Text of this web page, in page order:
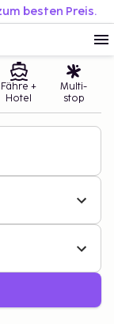
besten Preis.
Fähre +
Hotel
Multi-
stop